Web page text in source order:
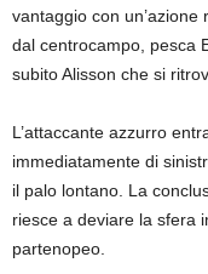
vantaggio con
dal centrocampo, pesca
subito Alisson che si
L’attaccante azzurro
immediatamente di
il palo lontano. La
riesce a deviare la sfera
partenopeo.